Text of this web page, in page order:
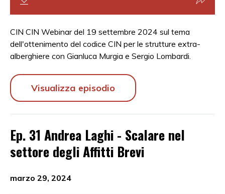
CIN CIN Webinar del 19 settembre 2024 sul tema
dell'ottenimento del codice CIN per le strutture extra-
alberghiere con Gianluca Murgia e Sergio Lombardi.
Visualizza episodio
Ep. 31 Andrea Laghi - Scalare nel
settore degli Affitti Brevi
marzo 29, 2024